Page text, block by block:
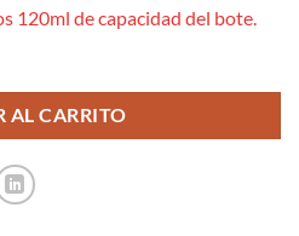
120ml de capacidad del bote.
AL CARRITO